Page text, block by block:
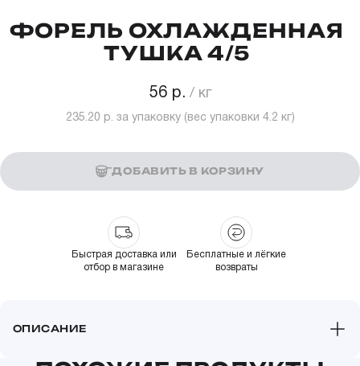
ФОРЕЛЬ ОХЛАЖДЕННАЯ
ТУШКА 4/5
56 р.
235.20 р. за упаковку (вес упаковки 4.2 кг)
ДОБАВИТЬ В КОРЗИНУ
Быстрая доставка или
отбор в магазине
Бесплатные и лёгкие
возвраты
ОПИСАНИЕ